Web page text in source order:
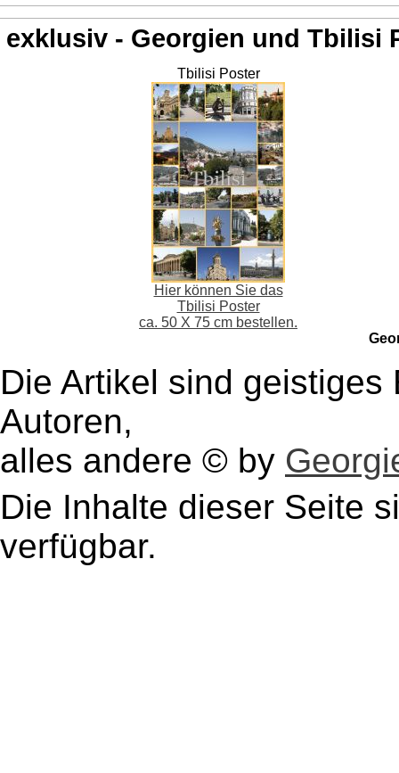
exklusiv - Georgien und Tbilisi
Tbilisi Poster
Hier können Sie das
Tbilisi Poster
ca. 50 X 75 cm bestellen.
Die Artikel sind
Autoren,
alles andere © by
Die Inhalte dieser Seite
verfügbar.